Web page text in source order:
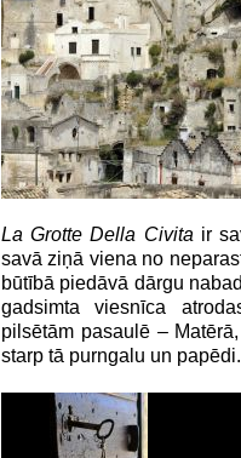
La Grotte Della Civita ir
savā ziņā viena no
būtībā piedāvā dārgu
gadsimta viesnīca
pilsētām pasaulē –
starp tā purngalu un papēdi.